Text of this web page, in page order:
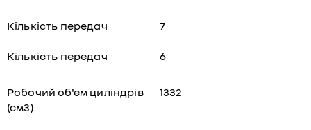
Кількість передач 7
Кількість передач 6
Робочий об'єм циліндрів
(см3)
1332